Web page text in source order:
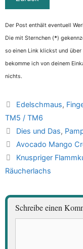
Der Post enthält eventuell
Die mit Sternchen (*)
so einen Link klickst und
bekomme ich von deinem
nichts.
Kategorien
Edelschmaus,
TM5 / TM6
Schlagwörter
Dies und Das,
Avocado Mango
Knuspriger
Räucherlachs
Schreibe einen